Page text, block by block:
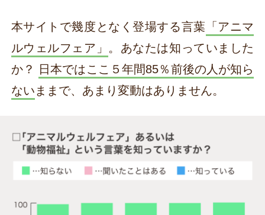
本サイトで幾度となく登場する言葉 「アニマ
ルウェルフェア」 。あなたは知っていました
か？
日本ではここ５年間85％前後の人が知ら
ない ままで、あまり変動はありません。